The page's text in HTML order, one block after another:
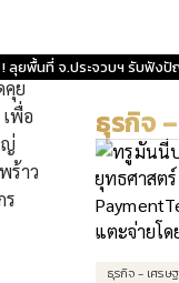
ยพื้นที่ จ.ประจวบฯ รับฟังปั
ย
พื่อ
ญ่
ร้าว
ร
ธุรกิจ
ธุรกิจ - เศรษ